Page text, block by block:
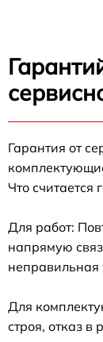
Гарантия от
Что считается
Для работ:
напрямую
неправильная
Для
строя, отказ в